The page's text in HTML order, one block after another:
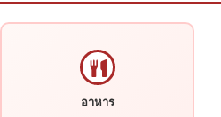
อาหาร